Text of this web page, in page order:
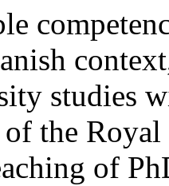
studies
the Royal
of